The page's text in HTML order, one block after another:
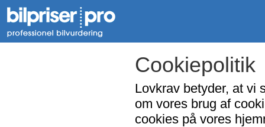
Cookiepolitik
Lovkrav betyder, at vi
om vores brug af
cookies på vores